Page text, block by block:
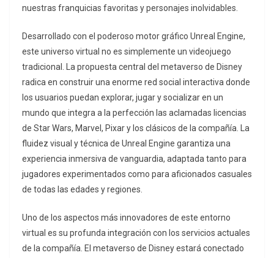
nuestras franquicias favoritas y personajes inolvidables.
Desarrollado con el poderoso motor gráfico Unreal Engine,
este universo virtual no es simplemente un videojuego
tradicional. La propuesta central del metaverso de Disney
radica en construir una enorme red social interactiva donde
los usuarios puedan explorar, jugar y socializar en un
mundo que integra a la perfección las aclamadas licencias
de Star Wars, Marvel, Pixar y los clásicos de la compañía. La
fluidez visual y técnica de Unreal Engine garantiza una
experiencia inmersiva de vanguardia, adaptada tanto para
jugadores experimentados como para aficionados casuales
de todas las edades y regiones.
Uno de los aspectos más innovadores de este entorno
virtual es su profunda integración con los servicios actuales
de la compañía. El metaverso de Disney estará conectado